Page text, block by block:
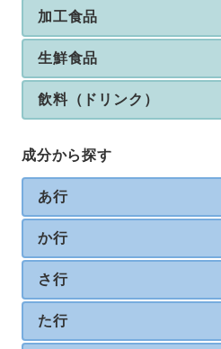
加工食品
生鮮食品
飲料（ドリンク）
成分から探す
あ行
か行
さ行
た行